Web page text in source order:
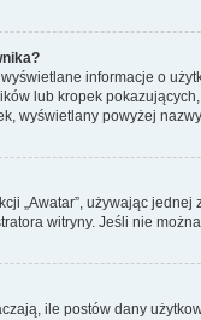
informacje o
lub kropek
wyświetlany powyżej
„Awatar”, używając
witryny. Jeśli nie
ile postów dany